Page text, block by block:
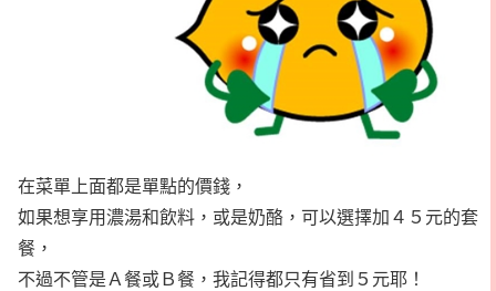
在菜單上面都是單點的價錢，
如果想享用濃湯和飲料，或是奶酪，可以選擇加４５元的套
餐，
不過不管是Ａ餐或Ｂ餐，我記得都只有省到５元耶！